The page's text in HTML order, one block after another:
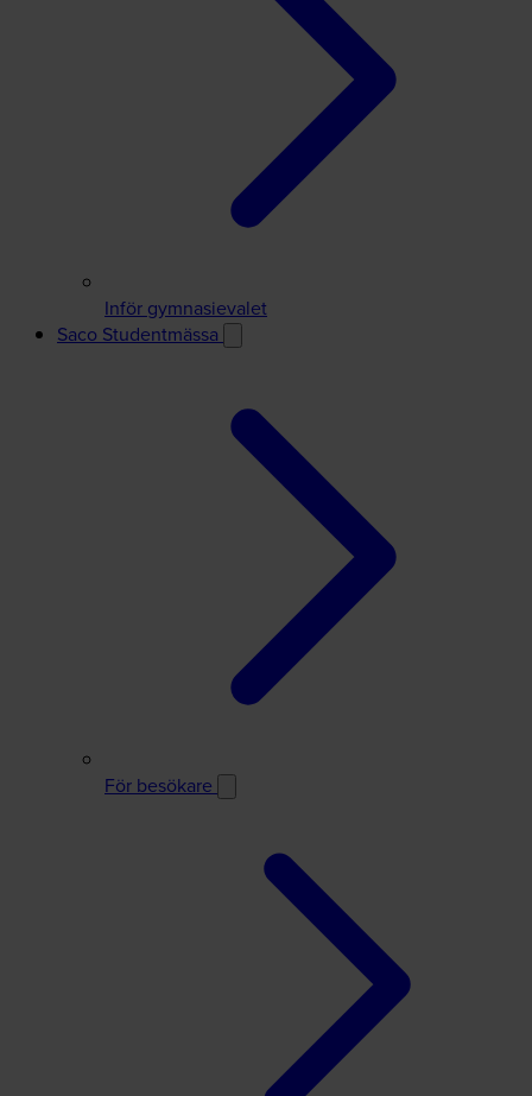
Inför gymnasievalet
Saco Studentmässa
För besökare